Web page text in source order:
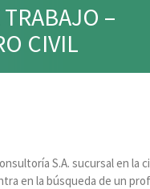
–
CIVIL
S.A. sucursal en la
en la búsqueda de un